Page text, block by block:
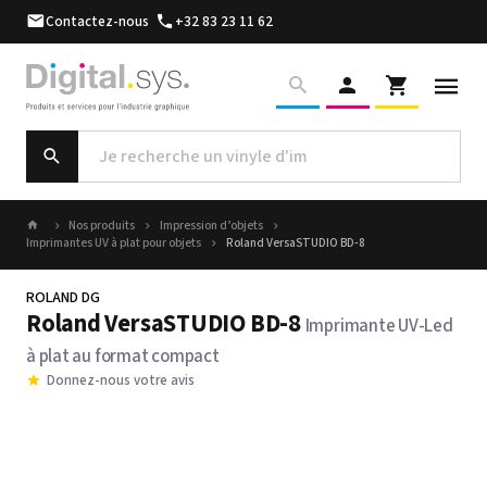
Contactez-nous +32 83 23 11 62
Nos produits
Impression d’objets
Imprimantes UV à plat pour objets
Roland VersaSTUDIO BD-8
ROLAND DG
Roland VersaSTUDIO BD-8 Imprimante UV-Led
à plat au format compact
Donnez-nous votre avis